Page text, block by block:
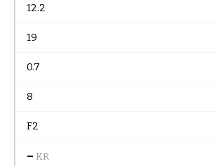
12.2
19
0.7
8
F2
– KR